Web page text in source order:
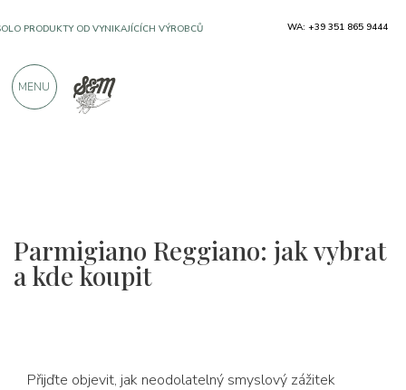
Parmigiano Reggiano: jak vybrat
a kde koupit
Přijďte objevit, jak neodolatelný smyslový zážitek
PRODUKTY OD VYNIKAJÍCÍCH VÝROBCŮ
NEŽ 900 POZITIVNÍCH RECENZÍ
WA: +39 351 865 9444
MENU